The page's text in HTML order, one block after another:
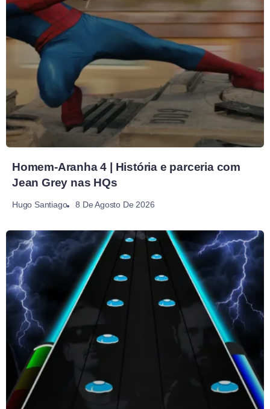
Homem-Aranha 4 | História e parceria com
Jean Grey nas HQs
Hugo Santiago 8 De Agosto De 2026